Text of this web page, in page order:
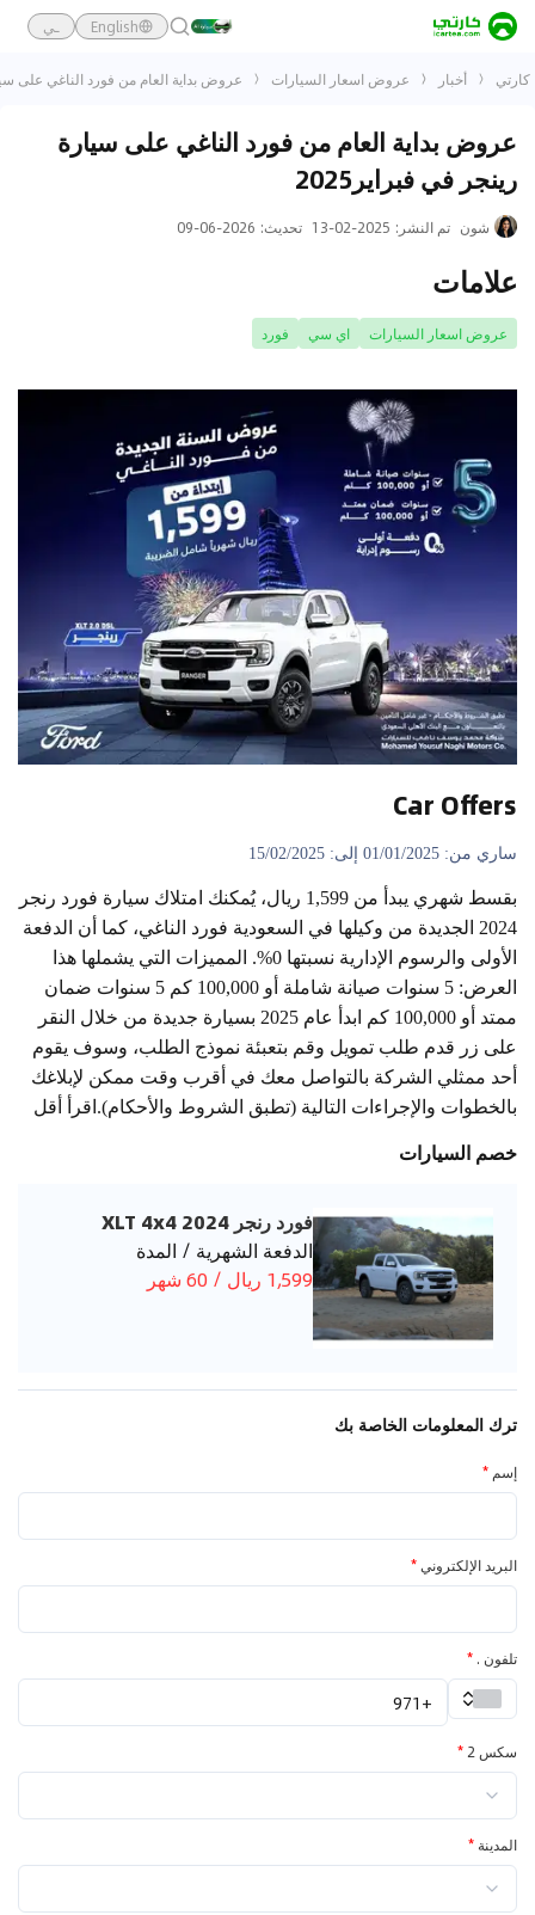
English ـي
كارتي أخبار عروض اسعار السيارات عروض بداية العام من فورد الناغي على
عروض بداية العام من فورد الناغي على سيارة
رينجر في فبراير2025
شون تم النشر :
2025-02-13 تحديث:
2026-06-09
علامات
عروض اسعار السيارات اي سي فورد
Car Offers
ساري من: 01/01/2025 إلى: 15/02/2025
بقسط شهري يبدأ من 1,599 ريال، يُمكنك امتلاك سيارة فورد رنجر
2024 الجديدة من وكيلها في السعودية فورد الناغي، كما أن الدفعة
الأولى والرسوم الإدارية نسبتها 0%. المميزات التي يشملها هذا
العرض: 5 سنوات صيانة شاملة أو 100,000 كم 5 سنوات ضمان
ممتد أو 100,000 كم ابدأ عام 2025 بسيارة جديدة من خلال النقر
على زر قدم طلب تمويل وقم بتعبئة نموذج الطلب، وسوف يقوم
أحد ممثلي الشركة بالتواصل معك في أقرب وقت ممكن لإبلاغك
بالخطوات والإجراءات التالية (تطبق الشروط والأحكام).اقرأ أقل
خصم السيارات
فورد رنجر 2024 XLT 4x4
الدفعة الشهرية / المدة
1,599 ريال / 60 شهر
ترك المعلومات الخاصة بك
إسم *
البريد الإلكتروني*
تلفون . *
سكس 2 *
المدينة *